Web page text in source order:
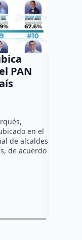
PAN
en el
de alcaldes
de acuerdo